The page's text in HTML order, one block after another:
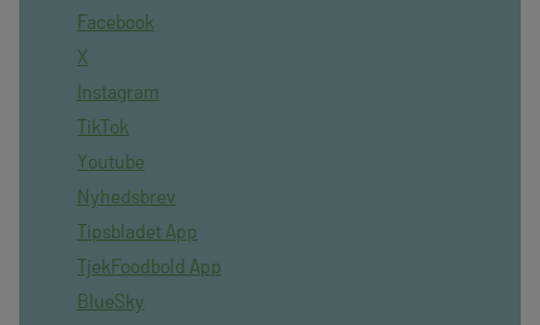
Facebook
X
Instagram
TikTok
Youtube
Nyhedsbrev
Tipsbladet App
TjekFoodbold App
BlueSky